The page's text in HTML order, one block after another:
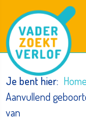
naar
de
inhoud
Je bent hier: Home
Aanvullend
van